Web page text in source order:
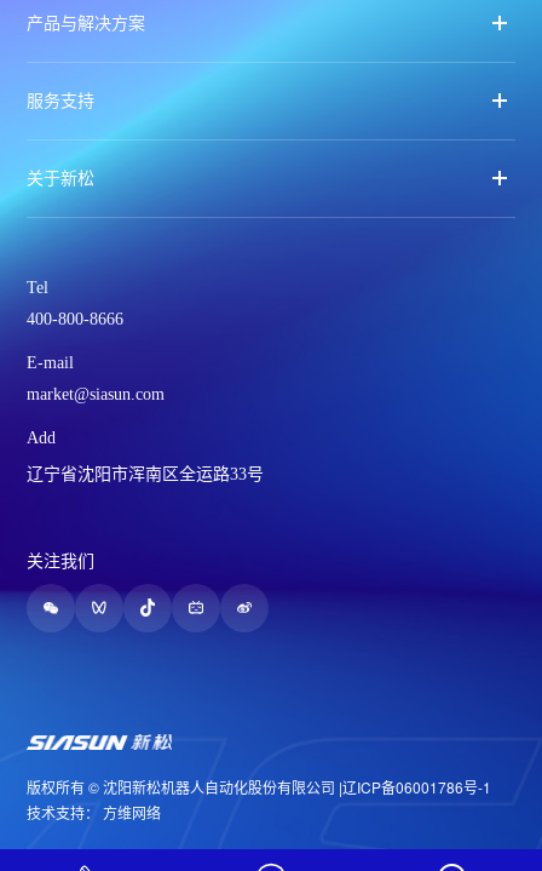
产品与解决方案
服务支持
关于新松
Tel
400-800-8666
E-mail
market@siasun.com
Add
辽宁省沈阳市浑南区全运路33号
版权所有 © 沈阳新松机器人自动化股份有限公司 |辽ICP备06001786号-1
技术支持：
方维网络
关注我们